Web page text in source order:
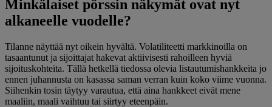
Minkälaiset pörssin näkymät ovat nyt
alkaneelle vuodelle?
Tilanne näyttää nyt oikein hyvältä. Volatiliteetti markkinoilla on
tasaantunut ja sijoittajat hakevat aktiivisesti rahoilleen hyviä
sijoituskohteita. Tällä hetkellä tiedossa olevia listautumishankkeita jo
ennen juhannusta on kasassa saman verran kuin koko viime vuonna.
Siihenkin tosin täytyy varautua, että aina hankkeet eivät mene
maaliin, maali vaihtuu tai siirtyy eteenpäin.